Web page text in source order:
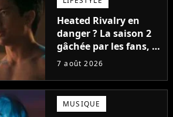
Heated Rivalry en
danger ? La saison 2
gâchée par les fans, le
créateur pousse un
7 août 2026
MUSIQUE